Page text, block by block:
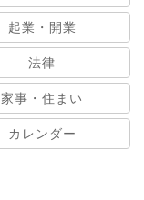
起業・開業
法律
家事・住まい
カレンダー